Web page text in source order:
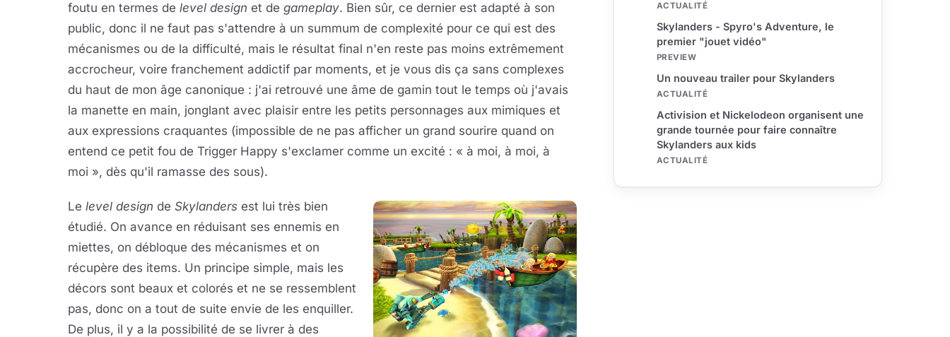
foutu en termes de level design et de gameplay. Bien sûr, ce dernier est adapté à son
public, donc il ne faut pas s'attendre à un summum de complexité pour ce qui est des
mécanismes ou de la difficulté, mais le résultat final n'en reste pas moins extrêmement
accrocheur, voire franchement addictif par moments, et je vous dis ça sans complexes
du haut de mon âge canonique : j'ai retrouvé une âme de gamin tout le temps où j'avais
la manette en main, jonglant avec plaisir entre les petits personnages aux mimiques et
aux expressions craquantes (impossible de ne pas afficher un grand sourire quand on
entend ce petit fou de Trigger Happy s'exclamer comme un excité : « à moi, à moi, à
moi », dès qu'il ramasse des sous).
Le level design de Skylanders est lui très bien
étudié. On avance en réduisant ses ennemis en
miettes, on débloque des mécanismes et on
récupère des items. Un principe simple, mais les
décors sont beaux et colorés et ne se ressemblent
pas, donc on a tout de suite envie de les enquiller.
De plus, il y a la possibilité de se livrer à des
ACTUALITÉ
Skylanders - Spyro's Adventure, le
premier "jouet vidéo"
PREVIEW
Un nouveau trailer pour Skylanders
ACTUALITÉ
Activision et Nickelodeon organisent une
grande tournée pour faire connaître
Skylanders aux kids
ACTUALITÉ